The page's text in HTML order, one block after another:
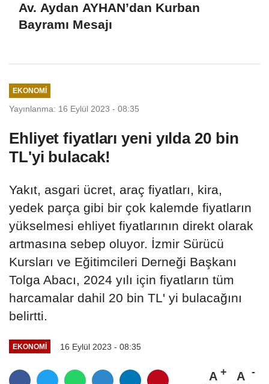
Av. Aydan AYHAN’dan Kurban
Bayramı Mesajı
EKONOMI
Yayınlanma: 16 Eylül 2023 - 08:35
Ehliyet fiyatları yeni yılda 20 bin
TL'yi bulacak!
Yakıt, asgari ücret, araç fiyatları, kira,
yedek parça gibi bir çok kalemde fiyatların
yükselmesi ehliyet fiyatlarının direkt olarak
artmasına sebep oluyor. İzmir Sürücü
Kursları ve Eğitimcileri Derneği Başkanı
Tolga Abacı, 2024 yılı için fiyatların tüm
harcamalar dahil 20 bin TL' yi bulacağını
belirtti.
EKONOMI 16 Eylül 2023 - 08:35
A A